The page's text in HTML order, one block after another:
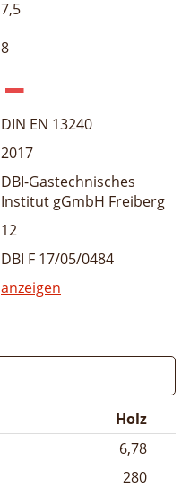
7,5
8
DIN EN 13240
2017
DBI-Gastechnisches
Institut gGmbH Freiberg
12
DBI F 17/05/0484
anzeigen
Holz
6,78
280